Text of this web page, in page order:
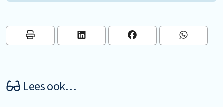
Lees ook…